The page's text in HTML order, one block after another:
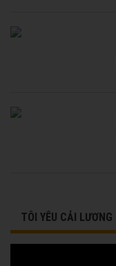
TÔI YÊU CẢI LƯƠNG